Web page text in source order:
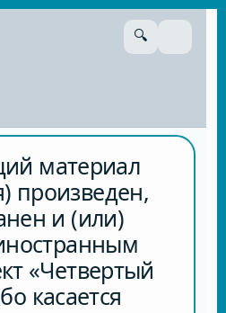
🔍
материал
произведен,
и (или)
«Четвертый
касается